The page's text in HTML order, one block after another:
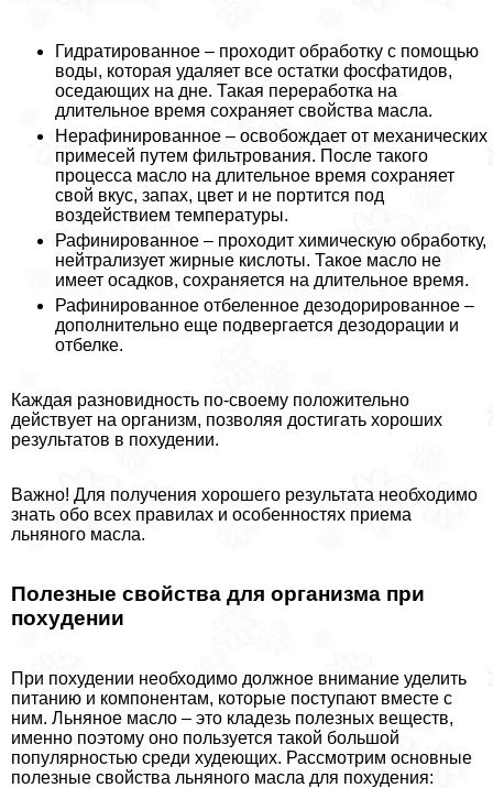
Гидратированное – проходит обработку с помощью
воды, которая удаляет все остатки фосфатидов,
оседающих на дне. Такая переработка на
длительное время сохраняет свойства масла.
Нерафинированное – освобождает от механических
примесей путем фильтрования. После такого
процесса масло на длительное время сохраняет
свой вкус, запах, цвет и не портится под
воздействием температуры.
Рафинированное – проходит химическую обработку,
нейтрализует жирные кислоты. Такое масло не
имеет осадков, сохраняется на длительное время.
Рафинированное отбеленное дезодорированное –
дополнительно еще подвергается дезодорации и
отбелке.
Каждая разновидность по-своему положительно
действует на организм, позволяя достигать хороших
результатов в похудении.
Важно! Для получения хорошего результата необходимо
знать обо всех правилах и особенностях приема
льняного масла.
Полезные свойства для организма при
похудении
При похудении необходимо должное внимание уделить
питанию и компонентам, которые поступают вместе с
ним. Льняное масло – это кладезь полезных веществ,
именно поэтому оно пользуется такой большой
популярностью среди худеющих. Рассмотрим основные
полезные свойства льняного масла для похудения: